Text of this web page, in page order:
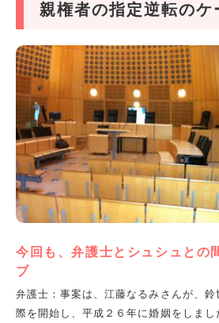
親権者の指定逆転のケ
今回も、弁護士とシュシュとの
ブ
弁護士：事案は、江藤なるみさんが、
際を開始し、平成２６年に婚姻をしま